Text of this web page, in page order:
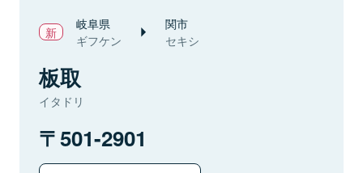
岐阜県
ギフケン
関市
セキシ
板取
イタドリ
501-2901